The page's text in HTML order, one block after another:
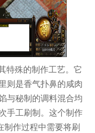
特殊的制作工艺。它
则是香气扑鼻的咸肉
与秘制的调料混合均
手工刷制。这个制作
制作过程中需要将刷